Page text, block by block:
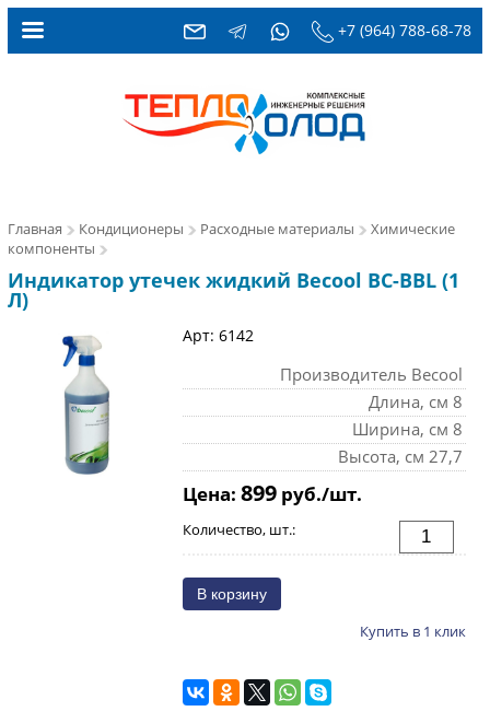
+7 (964) 788-68-78
Главная Кондиционеры Расходные материалы
Химические
компоненты
Индикатор утечек жидкий Becool BC-BBL (1
Л)
Арт: 6142
Производитель Becool
Длина, см 8
Ширина, см 8
Высота, см 27,7
Цена: 899руб./шт.
Количество, шт.:
Купить в 1 клик